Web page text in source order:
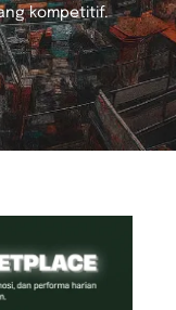
kompetitif.